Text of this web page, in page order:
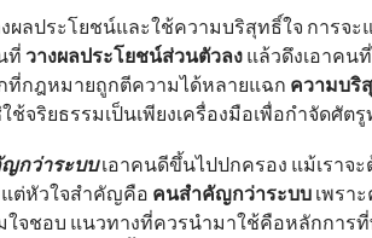
ผลประโยชน์และใช้ความบริสุทธิ์ใจ การจ
ที่ วางผลประโยชน์ส่วนตัวลง แล้วดึงเอาคน
ที่กฎหมายถูกตีความได้หลายแฉก ความบริ
ช้จริยธรรมเป็นเพียงเครื่องมือเพื่อกำจัดศัตรู
กว่าระบบเอาคนดีขึ้นไปปกครอง แม้เราจะ
ต่หัวใจสำคัญคือ คนสำคัญกว่าระบบ เพรา
ใจชอบ แนวทางที่ควรนำมาใช้คือหลักการที่